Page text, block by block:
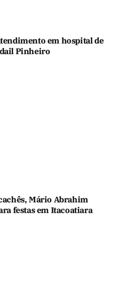
em hospital de
Pinheiro
Mário Abrahim
festas em Itacoatiara